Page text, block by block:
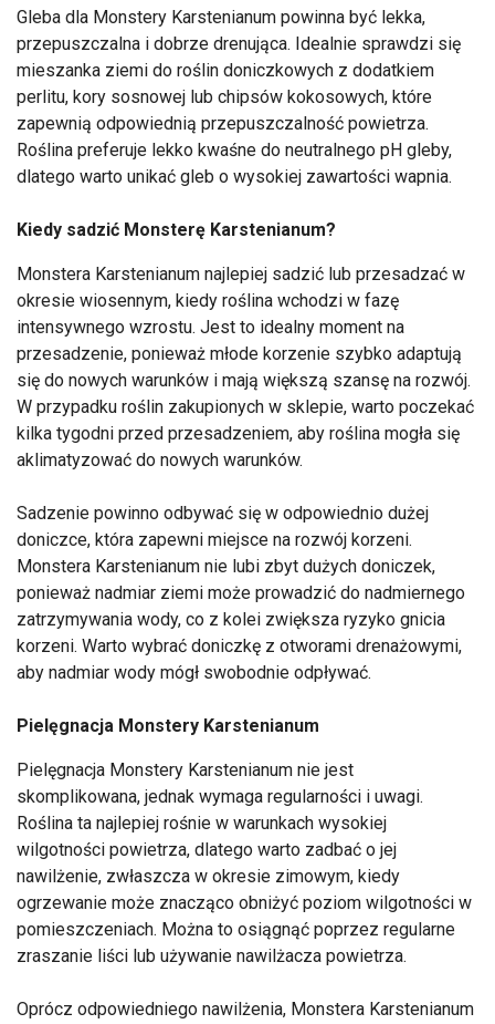
Gleba dla Monstery Karstenianum powinna być lekka,
przepuszczalna i dobrze drenująca. Idealnie sprawdzi się
mieszanka ziemi do roślin doniczkowych z dodatkiem
perlitu, kory sosnowej lub chipsów kokosowych, które
zapewnią odpowiednią przepuszczalność powietrza.
Roślina preferuje lekko kwaśne do neutralnego pH gleby,
dlatego warto unikać gleb o wysokiej zawartości wapnia.
Kiedy sadzić Monsterę Karstenianum?
Monstera Karstenianum najlepiej sadzić lub przesadzać w
okresie wiosennym, kiedy roślina wchodzi w fazę
intensywnego wzrostu. Jest to idealny moment na
przesadzenie, ponieważ młode korzenie szybko adaptują
się do nowych warunków i mają większą szansę na rozwój.
W przypadku roślin zakupionych w sklepie, warto poczekać
kilka tygodni przed przesadzeniem, aby roślina mogła się
aklimatyzować do nowych warunków.
Sadzenie powinno odbywać się w odpowiednio dużej
doniczce, która zapewni miejsce na rozwój korzeni.
Monstera Karstenianum nie lubi zbyt dużych doniczek,
ponieważ nadmiar ziemi może prowadzić do nadmiernego
zatrzymywania wody, co z kolei zwiększa ryzyko gnicia
korzeni. Warto wybrać doniczkę z otworami drenażowymi,
aby nadmiar wody mógł swobodnie odpływać.
Pielęgnacja Monstery Karstenianum
Pielęgnacja Monstery Karstenianum nie jest
skomplikowana, jednak wymaga regularności i uwagi.
Roślina ta najlepiej rośnie w warunkach wysokiej
wilgotności powietrza, dlatego warto zadbać o jej
nawilżenie, zwłaszcza w okresie zimowym, kiedy
ogrzewanie może znacząco obniżyć poziom wilgotności w
pomieszczeniach. Można to osiągnąć poprzez regularne
zraszanie liści lub używanie nawilżacza powietrza.
Oprócz odpowiedniego nawilżenia, Monstera Karstenianum